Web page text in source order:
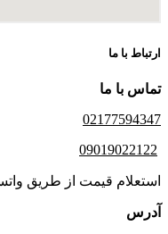
ارتباط با ما
تماس با ما
02177594347
09019022122
استعلام قیمت از طریق
آدرس